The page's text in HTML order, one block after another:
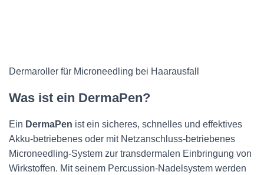
Dermaroller für Microneedling bei Haarausfall
Was ist ein DermaPen?
Ein DermaPen ist ein sicheres, schnelles und effektives
Akku-betriebenes oder mit Netzanschluss-betriebenes
Microneedling-System zur transdermalen Einbringung von
Wirkstoffen. Mit seinem Percussion-Nadelsystem werden